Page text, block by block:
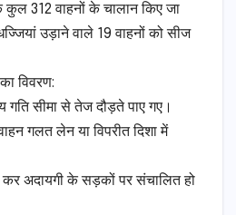
312 वाहनों के चालान किए जा
उड़ाने वाले 19 वाहनों को सीज
विवरण:
गति सीमा से तेज दौड़ते पाए गए।
गलत लेन या विपरीत दिशा में
कर अदायगी के सड़कों पर संचालित हो